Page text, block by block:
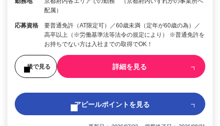
配属）
応募資格
要普通免許（AT限定可）／60歳未満（定年が60歳の為）／
高卒以上（※労働基準法等法令の規定により） ※普通免許を
お持ちでない方は入社までの取得でOK！
後で見る 詳細を見る
アピールポイントを見る